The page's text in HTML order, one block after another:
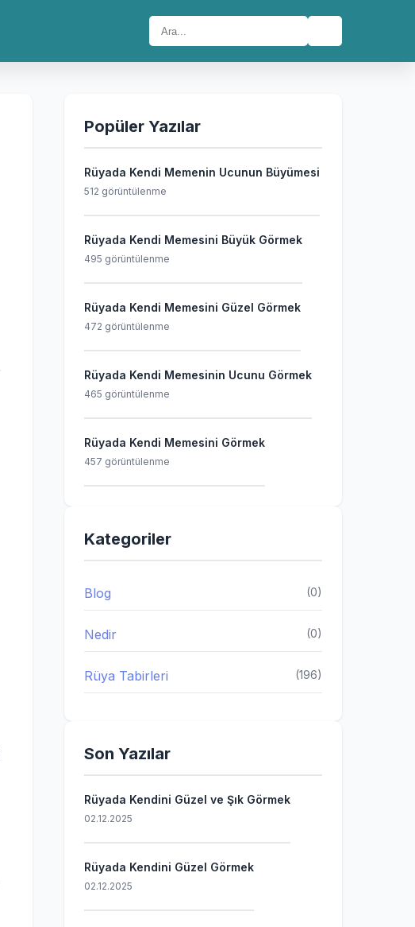
Popüler Yazılar
Rüyada Kendi Memenin Ucunun Büyümesi
512 görüntülenme
Rüyada Kendi Memesini Büyük Görmek
495 görüntülenme
Rüyada Kendi Memesini Güzel Görmek
472 görüntülenme
Rüyada Kendi Memesinin Ucunu Görmek
465 görüntülenme
Rüyada Kendi Memesini Görmek
457 görüntülenme
Kategoriler
Blog (0)
Nedir (0)
Rüya Tabirleri (196)
Son Yazılar
Rüyada Kendini Güzel ve Şık Görmek
02.12.2025
Rüyada Kendini Güzel Görmek
02.12.2025